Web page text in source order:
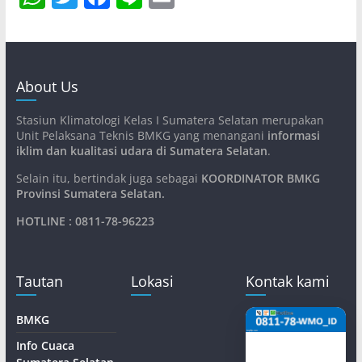
at
s
A
p
p
itt c
o
o
k
e ai
About Us
Stasiun Klimatologi Kelas I Sumatera Selatan merupakan
Unit Pelaksana Teknis BMKG yang menangani informasi
iklim dan kualitasi udara di Sumatera Selatan.
Selain itu, bertindak juga sebagai KOORDINATOR BMKG
Provinsi Sumatera Selatan.
HOTLINE : 0811-78-96223
Tautan
BMKG
Info Cuaca
Lokasi Kontak kami